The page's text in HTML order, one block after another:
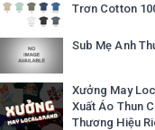
Trơn Cotton
Sub Mẹ Anh
Xưởng May
Xuất Áo Thun
Thương Hiệu